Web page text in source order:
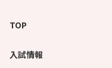
TOP
入試情報